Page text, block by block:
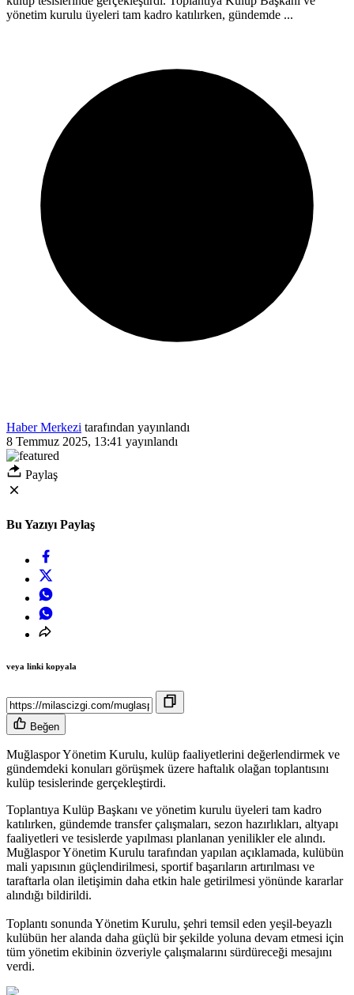
yönetim kurulu üyeleri tam kadro katılırken, gündemde ...
Haber Merkezi tarafından yayınlandı
8 Temmuz 2025, 13:41 yayınlandı
Paylaş
Bu Yazıyı Paylaş
veya linki kopyala
Beğen
Muğlaspor Yönetim Kurulu, kulüp faaliyetlerini değerlendirmek ve
gündemdeki konuları görüşmek üzere haftalık olağan toplantısını
kulüp tesislerinde gerçekleştirdi.
Toplantıya Kulüp Başkanı ve yönetim kurulu üyeleri tam kadro
katılırken, gündemde transfer çalışmaları, sezon hazırlıkları, altyapı
faaliyetleri ve tesislerde yapılması planlanan yenilikler ele alındı.
Muğlaspor Yönetim Kurulu tarafından yapılan açıklamada, kulübün
mali yapısının güçlendirilmesi, sportif başarıların artırılması ve
taraftarla olan iletişimin daha etkin hale getirilmesi yönünde kararlar
alındığı bildirildi.
Toplantı sonunda Yönetim Kurulu, şehri temsil eden yeşil-beyazlı
kulübün her alanda daha güçlü bir şekilde yoluna devam etmesi için
tüm yönetim ekibinin özveriyle çalışmalarını sürdüreceği mesajını
verdi.